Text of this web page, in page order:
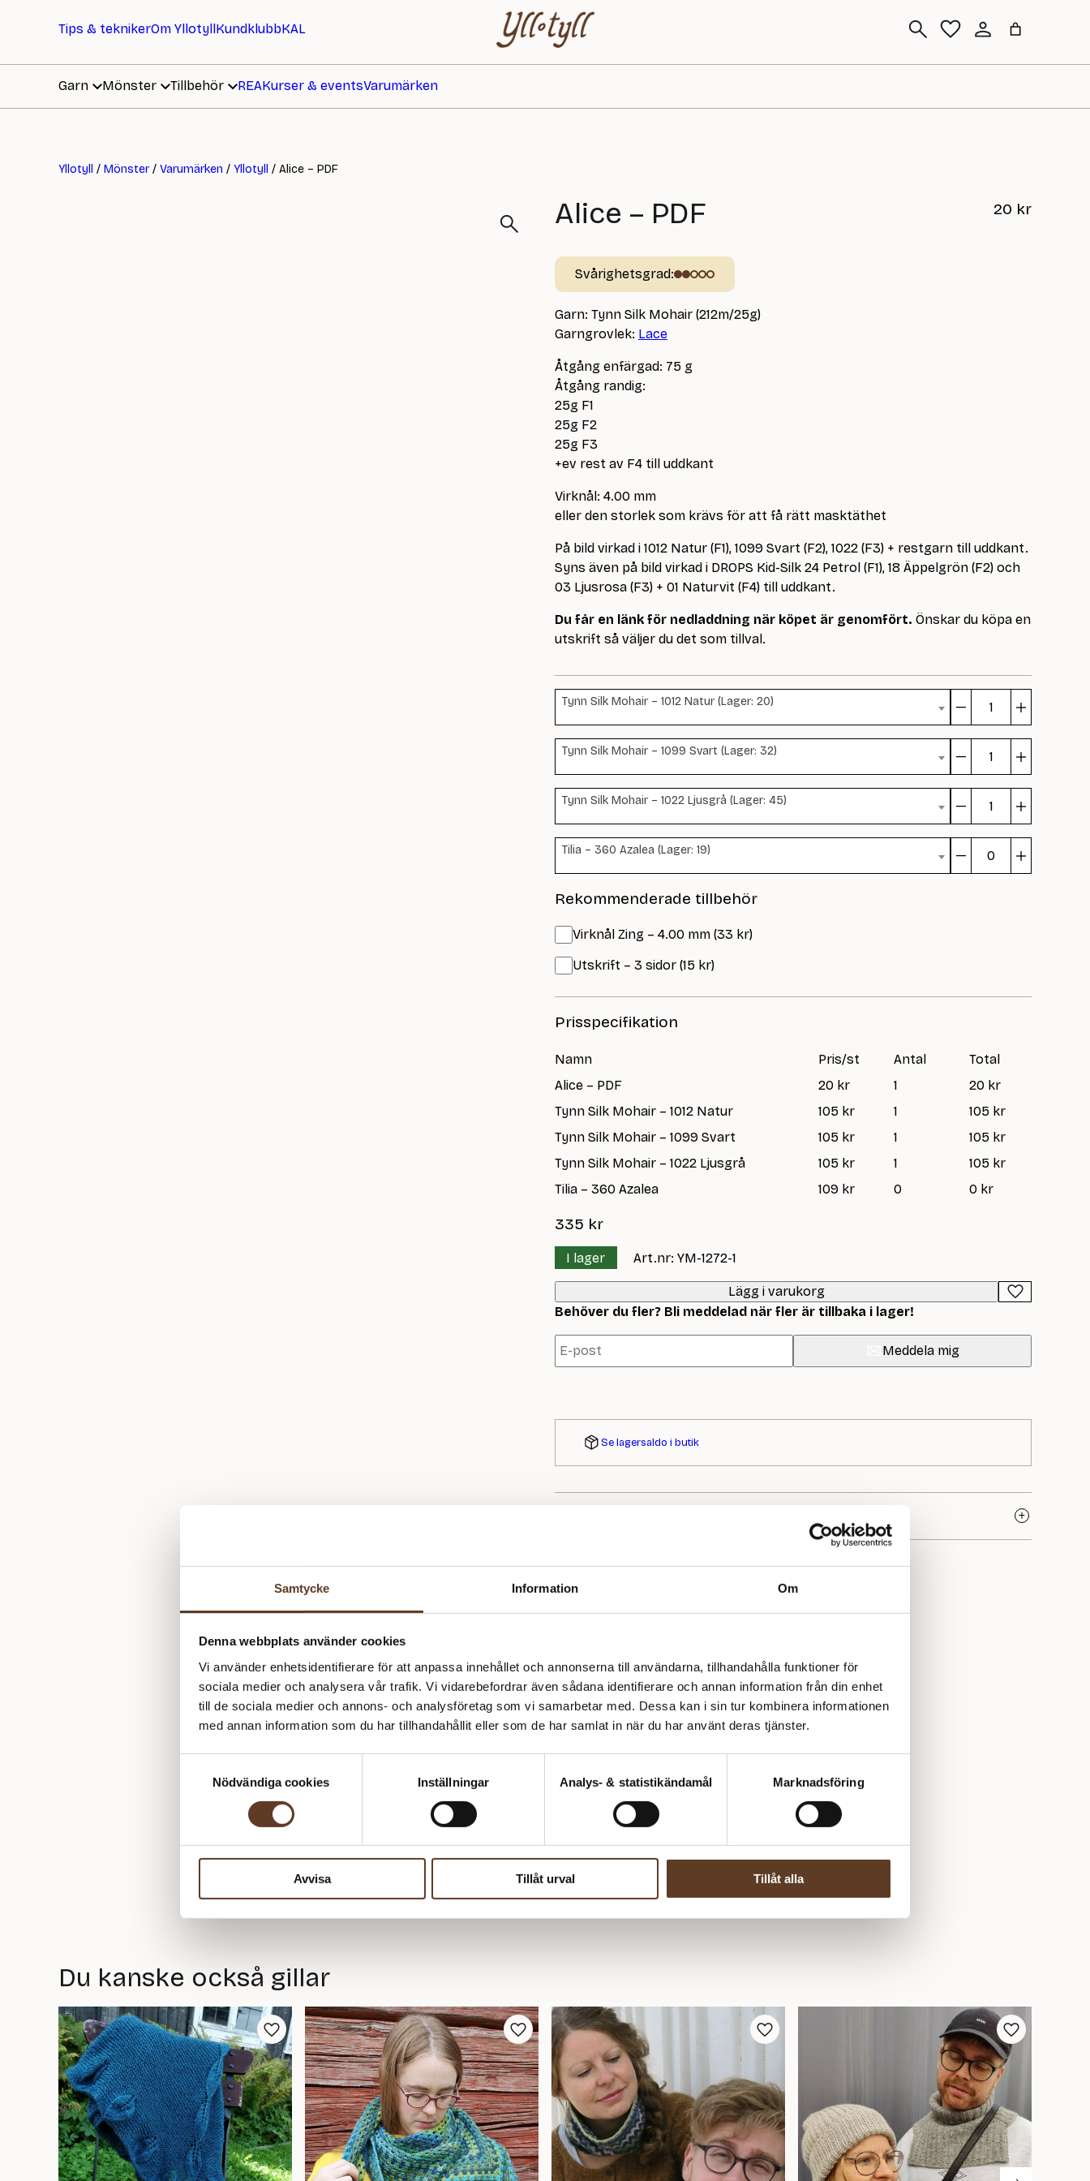
Samtycke Information Om
Denna webbplats använder cookies
Vi använder enhetsidentifierare för att anpassa innehållet och annonserna till användarna, tillhandahålla funktioner för
sociala medier och analysera vår trafik. Vi vidarebefordrar även sådana identifierare och annan information från din enhet
till de sociala medier och annons- och analysföretag som vi samarbetar med. Dessa kan i sin tur kombinera informationen
med annan information som du har tillhandahållit eller som de har samlat in när du har använt deras tjänster.
Nödvändiga cookies
Inställningar Analys- & statistikändamål Marknadsföring
Avvisa Tillåt urval Tillåt alla
Tips & teknikerOm Yllotyll KundklubbKAL
Garn
Mönster Tillbehör REAKurser & eventsVarumärken
Yllotyll / Mönster/ Varumärken / Yllotyll / Alice – PDF
Alice – PDF 20 kr
Svårighetsgrad:
Garn: Tynn Silk Mohair (212m/25g)
Garngrovlek: Lace
Åtgång enfärgad: 75 g
Åtgång randig:
25g F1
25g F2
25g F3
+ev rest av F4 till uddkant
Virknål: 4.00 mm
eller den storlek som krävs för att få rätt masktäthet
På bild virkad i 1012 Natur (F1), 1099 Svart (F2), 1022 (F3) + restgarn till uddkant.
Syns även på bild virkad i DROPS Kid-Silk 24 Petrol (F1), 18 Äppelgrön (F2) och
03 Ljusrosa (F3) + 01 Naturvit (F4) till uddkant.
Du får en länk för nedladdning när köpet är genomfört. Önskar du köpa en
utskrift så väljer du det som tillval.
Tynn Silk Mohair – 1012 Natur (Lager: 20)
–
mängd
Tynn Silk Mohair – 1099 Svart (Lager: 32)
–
mängd
Tynn Silk Mohair – 1022 Ljusgrå (Lager: 45)
–
mängd
Tilia – 360 Azalea (Lager: 19)
Rekommenderade tillbehör
Virknål Zing – 4.00 mm (33 kr)
Utskrift – 3 sidor (15 kr)
Prisspecifikation
Namn Pris/st Antal
Total
Alice – PDF
20 kr 1
20 kr
Tynn Silk Mohair – 1012 Natur
105 kr 1
105 kr
Tynn Silk Mohair – 1099 Svart
105 kr 1
105 kr
Tynn Silk Mohair – 1022 Ljusgrå
105 kr 1
105 kr
Tilia – 360 Azalea
109 kr 0 0 kr
335 kr
I lager Art.nr: YM-1272-1
Lägg i varukorg
Behöver du fler? Bli meddelad när fler är tillbaka i lager!
Meddela mig
Se lagersaldo i butik
Under Yllotylls egna varumärke samlar vi produkter som är framtagna för att passa vårt
sätt att sticka, välja garn och bygga projekt. Ett naturligt val när du vill ha ett uttryck
som känns helt hemma hos Yllotyll.
Du kanske också gillar